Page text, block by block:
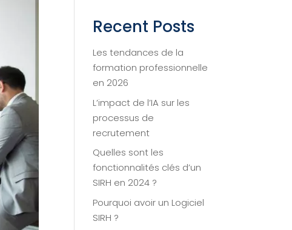
Recent Posts
Les tendances de la
formation professionnelle
en 2026
L’impact de l’IA sur les
processus de
recrutement
Quelles sont les
fonctionnalités clés d’un
SIRH en 2024 ?
Pourquoi avoir un Logiciel
SIRH ?